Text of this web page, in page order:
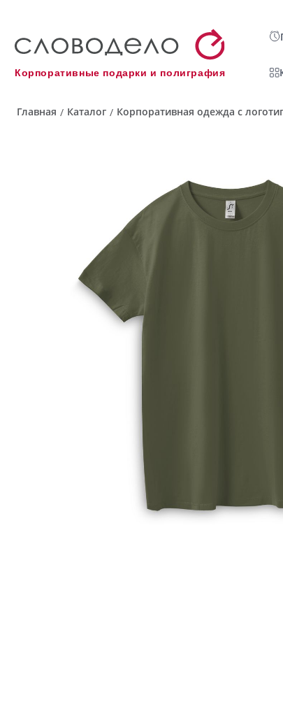
Корпоративные подарки и полиграфия
Главная / Каталог / Корпоративная одежда с